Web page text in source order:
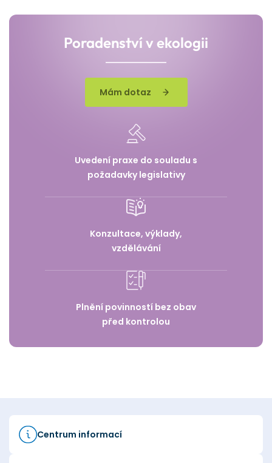
Poradenství v ekologii
Mám dotaz
Uvedení praxe do souladu s
požadavky legislativy
Konzultace, výklady,
vzdělávání
Plnění povinností bez obav
před kontrolou
Centrum informací